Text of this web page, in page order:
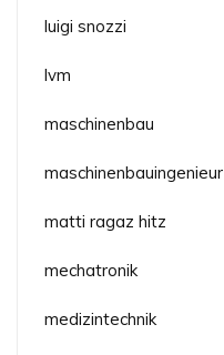
luigi snozzi
lvm
maschinenbau
maschinenbauingenieur
matti ragaz hitz
mechatronik
medizintechnik